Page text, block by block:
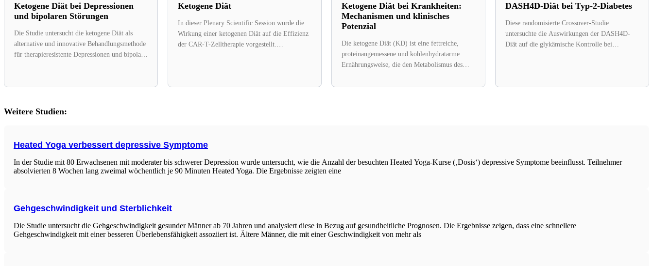
Ketogene Diät bei Depressionen
und bipolaren Störungen
Die Studie untersucht die ketogene Diät als
alternative und innovative Behandlungsmethode
für therapieresistente Depressionen und bipolare
Ketogene Diät
In dieser Plenary Scientific Session wurde die
Wirkung einer ketogenen Diät auf die Effizienz
der CAR-T-Zelltherapie vorgestellt.
Ketogene Diät bei Krankheiten:
Mechanismen und klinisches
Potenzial
Die ketogene Diät (KD) ist eine fettreiche,
proteinangemessene und kohlenhydratarme
Ernährungsweise, die den Metabolismus des
DASH4D-Diät bei Typ-2-Diabetes
Diese randomisierte Crossover-Studie
untersuchte die Auswirkungen der DASH4D-
Diät auf die glykämische Kontrolle bei
Weitere Studien:
Heated Yoga verbessert depressive Symptome
In der Studie mit 80 Erwachsenen mit moderater bis schwerer Depression wurde untersucht, wie die Anzahl der besuchten Heated Yoga-Kurse (‚Dosis‘) depressive Symptome beeinflusst. Teilnehmer
absolvierten 8 Wochen lang zweimal wöchentlich je 90 Minuten Heated Yoga. Die Ergebnisse zeigten eine
Gehgeschwindigkeit und Sterblichkeit
Die Studie untersucht die Gehgeschwindigkeit gesunder Männer ab 70 Jahren und analysiert diese in Bezug auf gesundheitliche Prognosen. Die Ergebnisse zeigen, dass eine schnellere
Gehgeschwindigkeit mit einer besseren Überlebensfähigkeit assoziiert ist. Ältere Männer, die mit einer Geschwindigkeit von mehr als